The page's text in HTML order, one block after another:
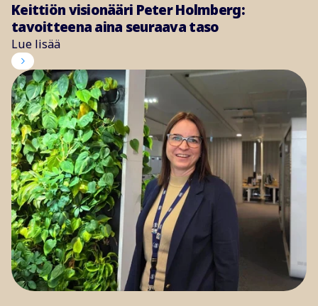
Keittiön visionääri Peter Holmberg:
tavoitteena aina seuraava taso
Lue lisää